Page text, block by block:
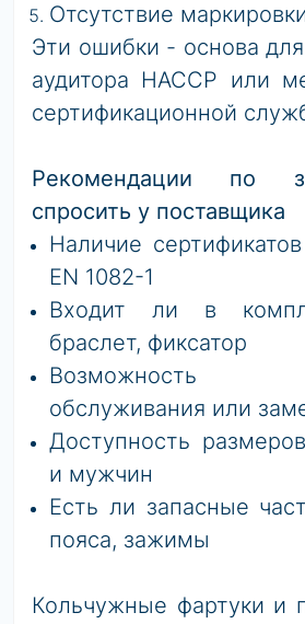
Отсутствие
Эти ошибки - основа
аудитора HACCP или
сертификационной
Рекомендации по
спросить у поставщика
Наличие
EN 1082-1
Входит ли в
браслет, фиксатор
Возможность
обслуживания или
Доступность
и мужчин
Есть ли запасные
пояса, зажимы
Кольчужные фартуки и